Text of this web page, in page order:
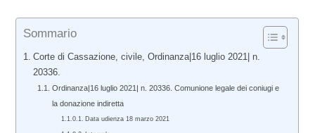
Sommario
Corte di Cassazione, civile, Ordinanza|16 luglio 2021| n.
20336.
Ordinanza|16 luglio 2021| n. 20336. Comunione legale dei coniugi e
la donazione indiretta
Data udienza 18 marzo 2021